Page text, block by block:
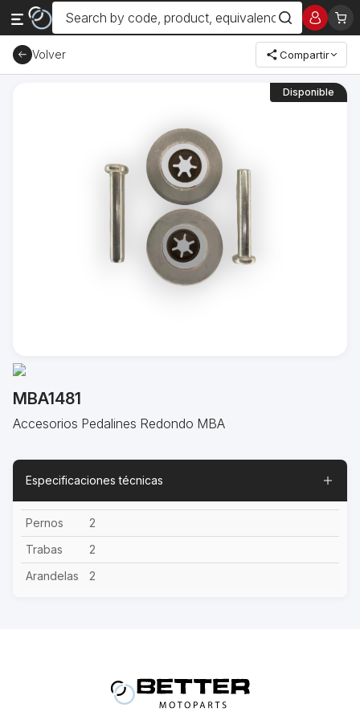
Volver Compartir
Disponible
MBA1481
Accesorios Pedalines Redondo MBA
Especificaciones técnicas
Pernos
2
Trabas
2
Arandelas
2